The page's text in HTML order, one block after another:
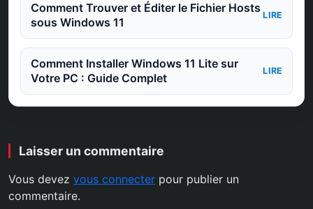
Comment Trouver et Éditer le Fichier Hosts
sous Windows 11
LIRE
Comment Installer Windows 11 Lite sur
Votre PC : Guide Complet
LIRE
Laisser un commentaire
Vous devez vous connecter pour publier un
commentaire.